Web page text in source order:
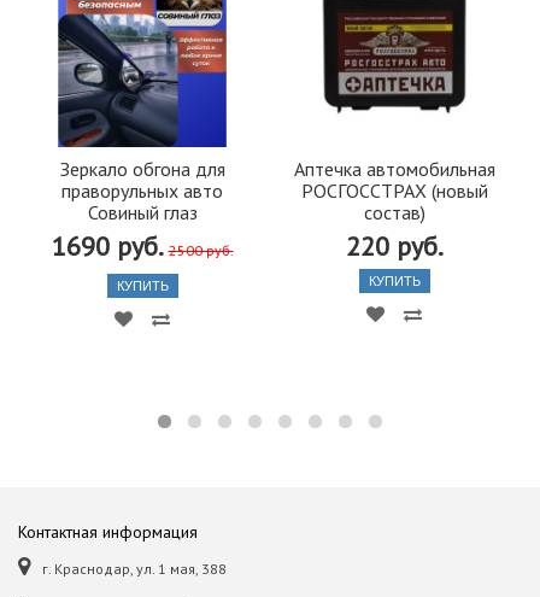
Зеркало обгона для
праворульных авто
Совиный глаз
1690 руб. 2500 руб.
КУПИТЬ
Аптечка автомобильная
РОСГОССТРАХ (новый
состав)
220 руб.
КУПИТЬ
Контактная информация
г. Краснодар, ул. 1 мая, 388